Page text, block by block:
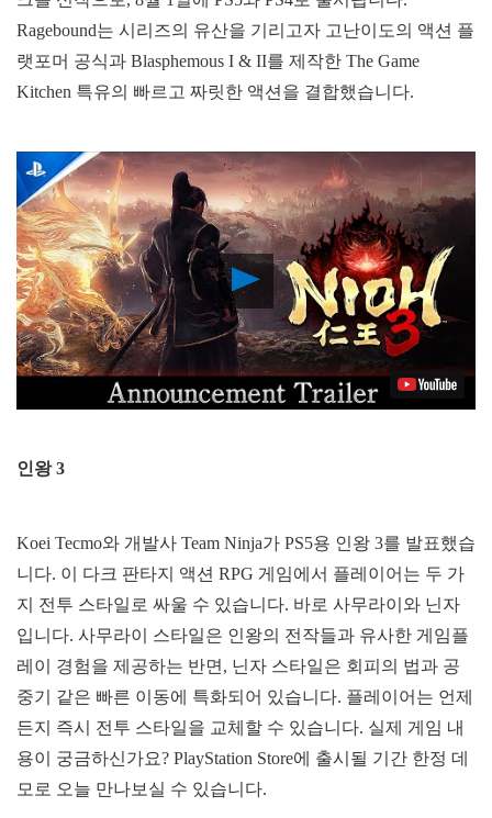
Ragebound는 시리즈의 유산을 기리고자 고난이도의 액션 플
랫포머 공식과 Blasphemous I & II를 제작한 The Game
Kitchen 특유의 빠르고 짜릿한 액션을 결합했습니다.
Play
Video
인왕 3
Koei Tecmo와 개발사 Team Ninja가 PS5용 인왕 3를 발표했습
니다. 이 다크 판타지 액션 RPG 게임에서 플레이어는 두 가
지 전투 스타일로 싸울 수 있습니다. 바로 사무라이와 닌자
입니다. 사무라이 스타일은 인왕의 전작들과 유사한 게임플
레이 경험을 제공하는 반면, 닌자 스타일은 회피의 법과 공
중기 같은 빠른 이동에 특화되어 있습니다. 플레이어는 언제
든지 즉시 전투 스타일을 교체할 수 있습니다. 실제 게임 내
용이 궁금하신가요? PlayStation Store에 출시될 기간 한정 데
모로 오늘 만나보실 수 있습니다.